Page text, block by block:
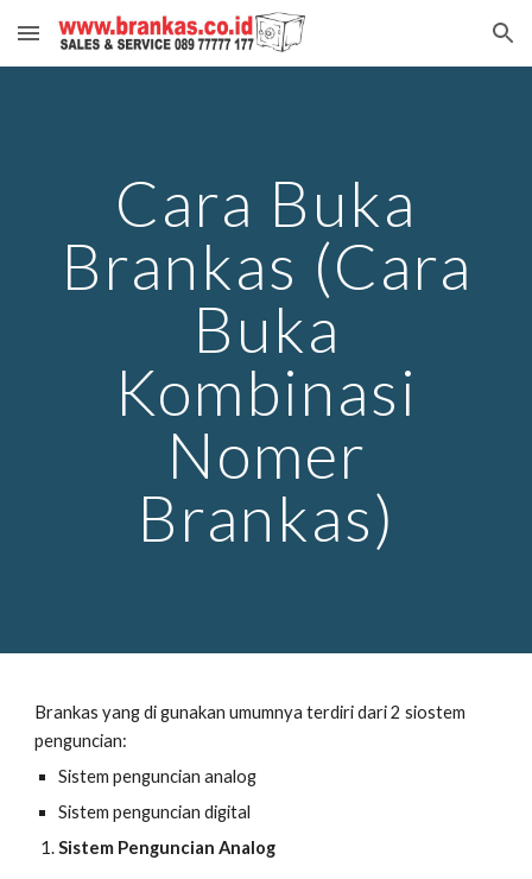
Skip to main content Skip to navigation
Cara Buka
Brankas (Cara
Buka
Kombinasi
Nomer
Brankas)
Brankas yang di gunakan umumnya terdiri dari 2 siostem
penguncian:
Sistem penguncian analog
Sistem penguncian digital
Sistem Penguncian Analog